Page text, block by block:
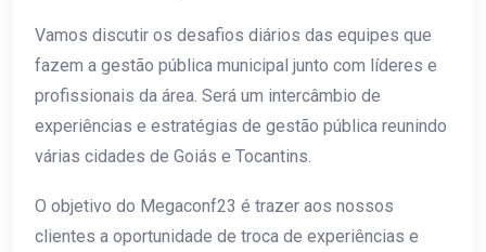
Vamos discutir os desafios diários das equipes que
fazem a gestão pública municipal junto com líderes e
profissionais da área. Será um intercâmbio de
experiências e estratégias de gestão pública reunindo
várias cidades de Goiás e Tocantins.
O objetivo do Megaconf23 é trazer aos nossos
clientes a oportunidade de troca de experiências e